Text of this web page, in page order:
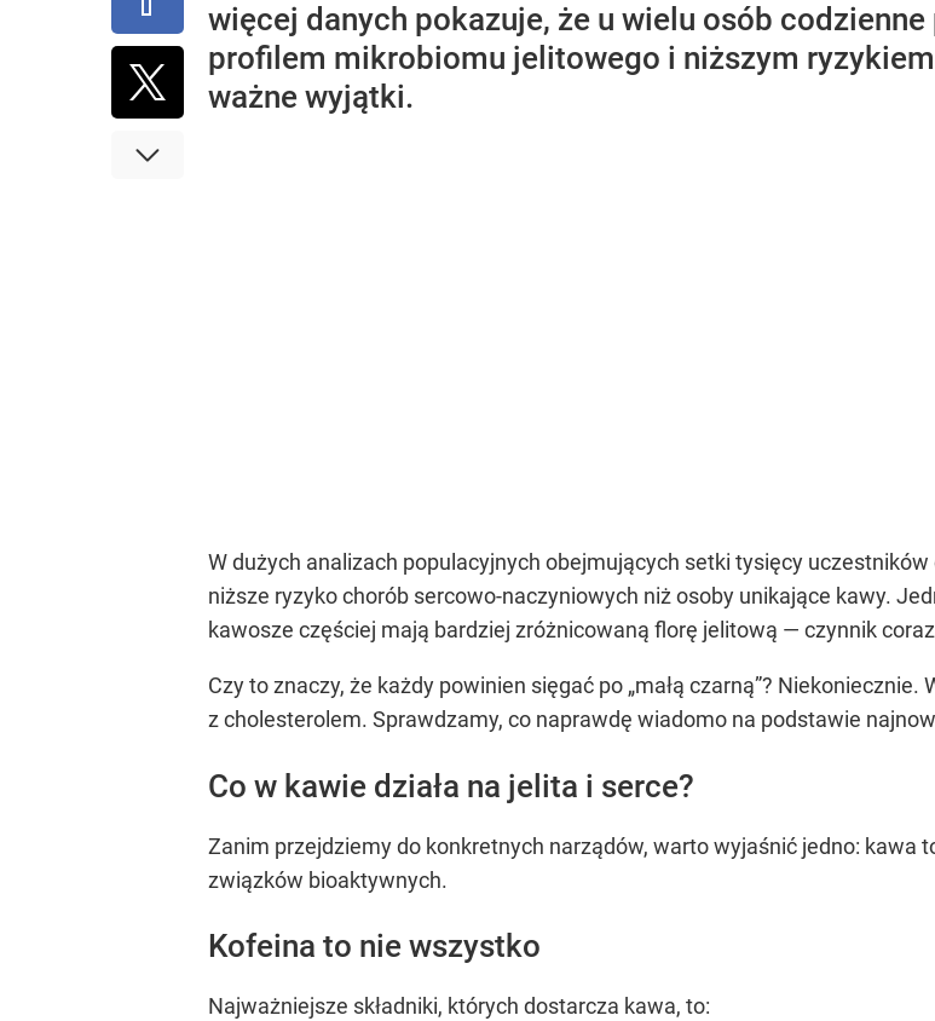
więcej danych pokazuje, że u wielu osób
profilem mikrobiomu jelitowego i niższym
ważne wyjątki.
W dużych analizach populacyjnych obejmujących setki tysięcy
niższe ryzyko chorób sercowo-naczyniowych niż osoby unikające kawy.
kawosze częściej mają bardziej zróżnicowaną florę jelitową — czynnik
Czy to znaczy, że każdy powinien sięgać po „małą czarną”?
z cholesterolem. Sprawdzamy, co naprawdę wiadomo na podstawie
Co w kawie działa na jelita i serce?
Zanim przejdziemy do konkretnych narządów, warto wyjaśnić jedno: kawa
związków bioaktywnych.
Kofeina to nie wszystko
Najważniejsze składniki, których dostarcza kawa, to: